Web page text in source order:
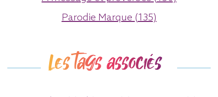
Parodie Marque (135)
Les tags associés